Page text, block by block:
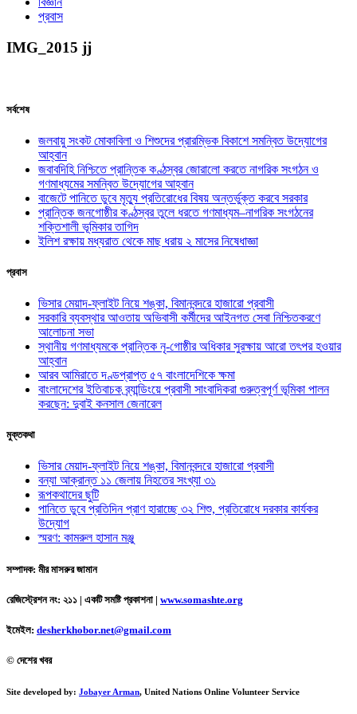
প্রবাস
IMG_2015 jj
সর্বশেষ
জলবায়ু সংকট মোকাবিলা ও শিশুদের প্রারম্ভিক বিকাশে সমন্বিত উদ্যোগের
আহ্বান
জবাবদিহি নিশ্চিতে প্রান্তিক কণ্ঠস্বর জোরালো করতে নাগরিক সংগঠন ও
গণমাধ্যমের সমন্বিত উদ্যোগের আহ্বান
বাজেটে পানিতে ডুবে মৃত্যু প্রতিরোধের বিষয় অন্তর্ভুক্ত করবে সরকার
প্রান্তিক জনগোষ্ঠীর কণ্ঠস্বর তুলে ধরতে গণমাধ্যম–নাগরিক সংগঠনের
শক্তিশালী ভূমিকার তাগিদ
ইলিশ রক্ষায় মধ্যরাত থেকে মাছ ধরায় ২ মাসের নিষেধাজ্ঞা
প্রবাস
ভিসার মেয়াদ-ফ্লাইট নিয়ে শঙ্কা, বিমানবন্দরে হাজারো প্রবাসী
সরকারি ব্যবস্থার আওতায় অভিবাসী কর্মীদের আইনগত সেবা নিশ্চিতকরণে
আলোচনা সভা
স্থানীয় গণমাধ্যমকে প্রান্তিক নৃ-গোষ্ঠীর অধিকার সুরক্ষায় আরো তৎপর হওয়ার
আহ্বান
আরব আমিরাতে দণ্ডপ্রাপ্ত ৫৭ বাংলাদেশিকে ক্ষমা
বাংলাদেশের ইতিবাচক ব্র্যান্ডিংয়ে প্রবাসী সাংবাদিকরা গুরুত্বপূর্ণ ভূমিকা পালন
করছেন: দুবাই কনসাল জেনারেল
মুক্তকথা
ভিসার মেয়াদ-ফ্লাইট নিয়ে শঙ্কা, বিমানবন্দরে হাজারো প্রবাসী
বন্যা আক্রান্ত ১১ জেলায় নিহতের সংখ্যা ৩১
রূপকথাদের ছুটি
পানিতে ডুবে প্রতিদিন প্রাণ হারাচ্ছে ৩২ শিশু, প্রতিরোধে দরকার কার্যকর
উদ্যোগ
স্মরণ: কামরুল হাসান মঞ্জু
সম্পাদক: মীর মাসরুর জামান
রেজিস্ট্রেশন নং: ২১১ | একটি সমষ্টি প্রকাশনা | www.somashte.org
ইমেইল: desherkhobor.net@gmail.com
© দেশের খবর
Site developed by: Jobayer Arman, United Nations Online Volunteer Service